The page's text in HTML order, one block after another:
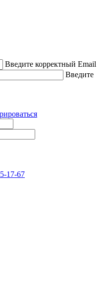
Введите корректный Email
Введите
17-67